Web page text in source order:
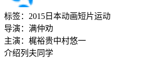
标签： 2015 日本动画短片运动
导演： 满仲劝
主演： 梶裕贵中村悠一
介绍列夫同学